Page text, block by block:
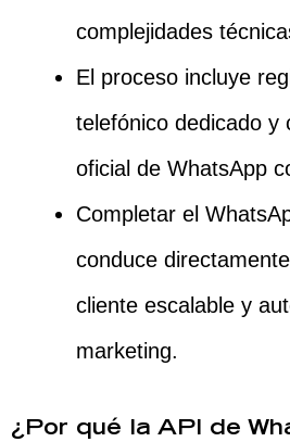
complejidades
El proceso incluye
telefónico dedicado y
oficial de WhatsApp
Completar el
conduce
cliente escalable y
marketing.
¿Por qué la API de